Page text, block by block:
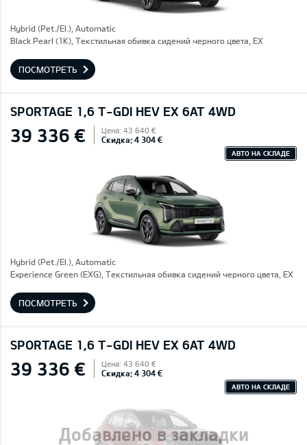
Hybrid (Pet./El.), Automatic
Black Pearl (1K), Текстильная обивка сидений черного цвета, EX
ПОСМОТРЕТЬ
SPORTAGE 1,6 T-GDI HEV EX 6AT 4WD
39 336 € Цена: 43 640 €
Скидка: 4 304 €
АВТО НА СКЛАДЕ
Hybrid (Pet./El.), Automatic
Experience Green (EXG), Текстильная обивка сидений черного цвета, EX
ПОСМОТРЕТЬ
SPORTAGE 1,6 T-GDI HEV EX 6AT 4WD
Добавлено в закладки
39 336 € Цена: 43 640 €
Скидка: 4 304 €
АВТО НА СКЛАДЕ